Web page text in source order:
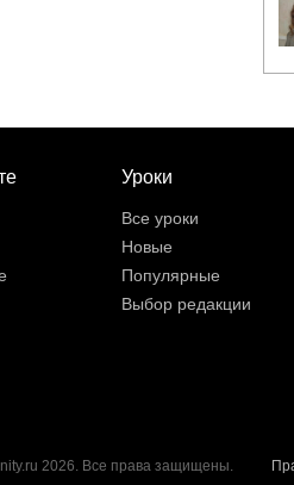
Уроки
Все уроки
Новые
Популярные
Выбор редакции
2026. Все права защищены.